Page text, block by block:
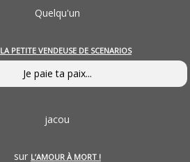
Quelqu'un
LA PETITE VENDEUSE DE SCENARIOS
Je paie ta paix...
jacou
sur L’AMOUR À MORT !